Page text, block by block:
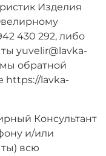
Изделия
430 292, либо
yuvelir@lavka-
обратной
https://lavka-
Консультант
и/или
всю